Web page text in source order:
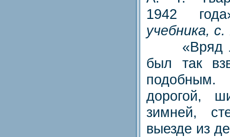
1942
учебника, с.
«Вряд ли
был так
подобным.
дорогой,
зимней,
выезде из